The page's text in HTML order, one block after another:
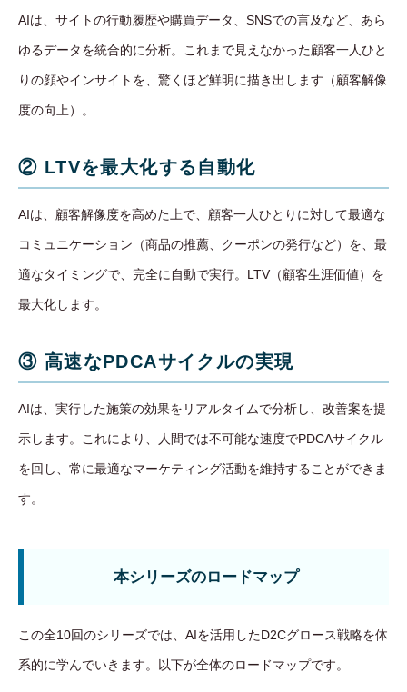
AIは、サイトの行動履歴や購買データ、SNSでの言及など、あら
ゆるデータを統合的に分析。これまで見えなかった顧客一人ひと
りの顔やインサイトを、驚くほど鮮明に描き出します（顧客解像
度の向上）。
② LTVを最大化する自動化
AIは、顧客解像度を高めた上で、顧客一人ひとりに対して最適な
コミュニケーション（商品の推薦、クーポンの発行など）を、最
適なタイミングで、完全に自動で実行。LTV（顧客生涯価値）を
最大化します。
③ 高速なPDCAサイクルの実現
AIは、実行した施策の効果をリアルタイムで分析し、改善案を提
示します。これにより、人間では不可能な速度でPDCAサイクル
を回し、常に最適なマーケティング活動を維持することができま
す。
本シリーズのロードマップ
この全10回のシリーズでは、AIを活用したD2Cグロース戦略を体
系的に学んでいきます。以下が全体のロードマップです。